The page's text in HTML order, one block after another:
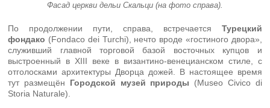
Фасад церкви дельи Скальци (на фото справа).
По продолжении пути, справа, встречается Турецкий
фондако (Fondaco dei Turchi), нечто вроде «гостиного двора»,
служивший главной торговой базой восточных купцов и
выстроенный в XIII веке в византино-венецианском стиле, с
отголосками архитектуры Дворца дожей. В настоящее время
тут размещён Городской музей природы (Museo Civico di
Storia Naturale).